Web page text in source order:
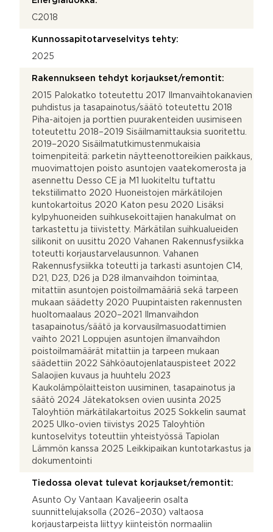
C2018
Kunnossapitotarveselvitys tehty:
2025
Rakennukseen tehdyt korjaukset/remontit:
2015 Palokatko toteutettu 2017 Ilmanvaihtokanavien
puhdistus ja tasapainotus/säätö toteutettu 2018
Piha-aitojen ja porttien puurakenteiden uusimiseen
toteutettu 2018–2019 Sisäilmamittauksia suoritettu.
2019–2020 Sisäilmatutkimustenmukaisia
toimenpiteitä: parketin näytteenottoreikien paikkaus,
muovimattojen poisto asuntojen vaatekomerosta ja
asennettu Desso CE ja M1 luokiteltu tuftattu
tekstiilimatto 2020 Huoneistojen märkätilojen
kuntokartoitus 2020 Katon pesu 2020 Lisäksi
kylpyhuoneiden suihkusekoittajien hanakulmat on
tarkastettu ja tiivistetty. Märkätilan suihkualueiden
silikonit on uusittu 2020 Vahanen Rakennusfysiikka
toteutti korjaustarvelausunnon. Vahanen
Rakennusfysiikka toteutti ja tarkasti asuntojen C14,
D21, D23, D26 ja D28 ilmanvaihdon toimintaa,
mitattiin asuntojen poistoilmamääriä sekä tarpeen
mukaan säädetty 2020 Puupintaisten rakennusten
huoltomaalaus 2020–2021 Ilmanvaihdon
tasapainotus/säätö ja korvausilmasuodattimien
vaihto 2021 Loppujen asuntojen ilmanvaihdon
poistoilmamäärät mitattiin ja tarpeen mukaan
säädettiin 2022 Sähköautojenlatauspisteet 2022
Salaojien kuvaus ja huuhtelu 2023
Kaukolämpölaitteiston uusiminen, tasapainotus ja
säätö 2024 Jätekatoksen ovien uusinta 2025
Taloyhtiön märkätilakartoitus 2025 Sokkelin saumat
2025 Ulko-ovien tiivistys 2025 Taloyhtiön
kuntoselvitys toteuttiin yhteistyössä Tapiolan
Lämmön kanssa 2025 Leikkipaikan kuntotarkastus ja
dokumentointi
Tiedossa olevat tulevat korjaukset/remontit:
Asunto Oy Vantaan Kavaljeerin osalta
suunnittelujaksolla (2026–2030) valtaosa
korjaustarpeista liittyy kiinteistön normaaliin